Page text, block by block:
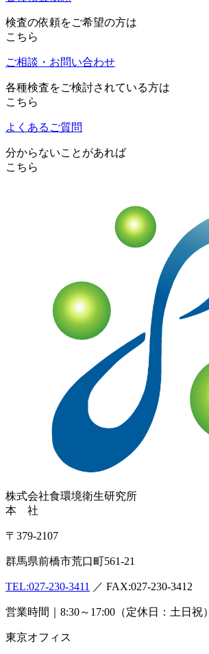
検査の依頼をご希望の方は
こちら
ご相談・お問い合わせ
各種検査をご検討されている方は
こちら
よくあるご質問
分からないことがあれば
こちら
株式会社食環境衛生研究所
本 社
〒379-2107
群馬県前橋市荒口町561-21
TEL:027-230-3411 ／ FAX:027-230-3412
営業時間｜8:30～17:00（定休日：土日祝）
東京オフィス